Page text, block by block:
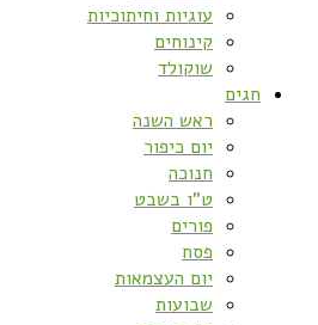
עוגיות וחיתוכיות
קינוחים
שוקולד
חגים
ראש השנה
יום כיפור
חנוכה
ט”ו בשבט
פורים
פסח
יום העצמאות
שבועות